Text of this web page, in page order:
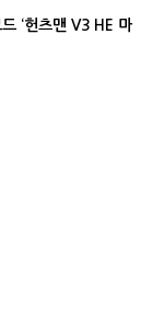
‘헌츠맨 V3 HE 마